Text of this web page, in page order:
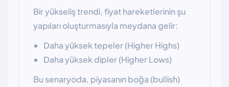
Bir yükseliş trendi, fiyat hareketlerinin şu
yapıları oluşturmasıyla meydana gelir:
Daha yüksek tepeler (Higher Highs)
Daha yüksek dipler (Higher Lows)
Bu senaryoda, piyasanın boğa (bullish)